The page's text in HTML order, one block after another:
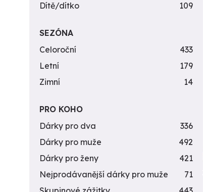
Dítě/dítko
109
SEZÓNA
Celoroční
433
Letní
179
Zimní
14
PRO KOHO
Dárky pro dva
336
Dárky pro muže
492
Dárky pro ženy
421
Nejprodávanější dárky pro muže
71